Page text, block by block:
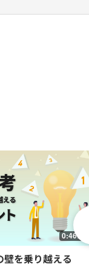
レッジライブラリ
マで講演なども行
0:46:06
を乗り越える